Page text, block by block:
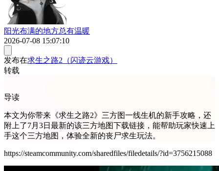
阳光布满的地方总有温暖
2026-07-08 15:07:10
发布在求生之路2（闪迹云游戏）
转载
导读
本文为你带来《求生之路2》三方图一线生机的新手攻略，还
附上了7月3日最新的该三方地图下载链接，能帮助玩家快速上
手这个三方地图，体验全新的丧尸求生玩法。
https://steamcommunity.com/sharedfiles/filedetails/?id=3756215088